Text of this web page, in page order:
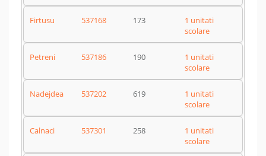
Firtusu 537168 173
1 unitati
scolare
Petreni 537186 190
1 unitati
scolare
Nadejdea 537202 619
1 unitati
scolare
Calnaci 537301 258
1 unitati
scolare